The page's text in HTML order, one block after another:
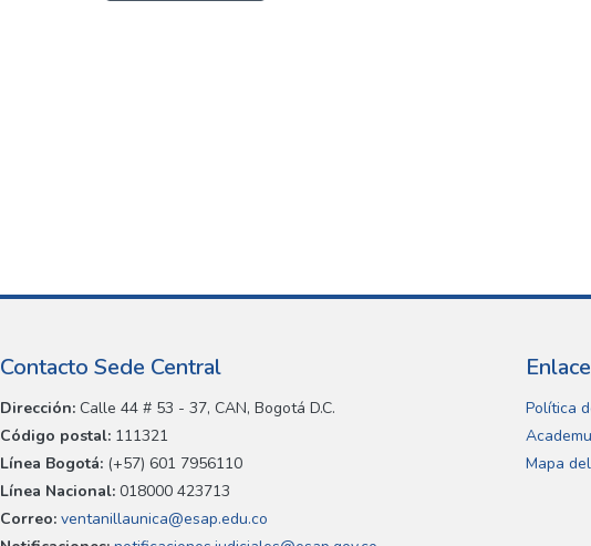
Contacto Sede Central
Dirección: Calle 44 # 53 - 37, CAN, Bogotá D.C.
Código postal: 111321
Línea Bogotá: (+57) 601 7956110
Línea Nacional: 018000 423713
Correo: ventanillaunica@esap.edu.co
Política
Mapa